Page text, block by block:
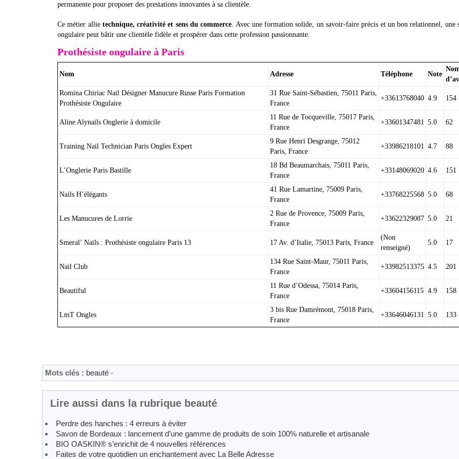
permanente pour proposer des prestations innovantes à sa clientèle.
Ce métier allie technique, créativité et sens du commerce. Avec une formation solide, un savoir-faire précis et un bon relationnel, une
ongulaire peut bâtir une clientèle fidèle et prospérer dans cette profession passionnante.
Prothésiste ongulaire à Paris
Nom Adresse Téléphone Note
Romina Chiriac Nail Désigner Manucure Russe Paris Formation
Prothésiste Ongulaire
31 Rue Saint-Sébastien, 75011 Paris,
France
+33613768040 4.9 154
Aline Alynails Onglerie à domicile
11 Rue de Tocqueville, 75017 Paris,
France
+33601347481 5.0 62
Training Nail Technician Paris Ongles Expert
9 Rue Henri Desgrange, 75012
Paris, France
+33986218101 4.7 88
L’Onglerie Paris Bastille
18 Bd Beaumarchais, 75011 Paris,
France
+33148069020 4.6 151
Nails H’élégants
41 Rue Lamartine, 75009 Paris,
France
+33768225568 5.0 68
Les Manucures de Lorrie
2 Rue de Provence, 75009 Paris,
France
+33622329087 5.0 21
Smeral’ Nails : Prothésiste ongulaire Paris 13 17 Av. d’Italie, 75013 Paris, France
(Non
renseigné)
5.0 17
Nail Club
134 Rue Saint-Maur, 75011 Paris,
France
+33982513375 4.5 201
Beautiful
11 Rue d’Odessa, 75014 Paris,
France
+33604156115 4.9 158
LmT Ongles
3 bis Rue Damrémont, 75018 Paris,
France
+33646046131 5.0 133
Mots clés : beauté -
Lire aussi dans la rubrique beauté
Perdre des hanches : 4 erreurs à éviter
Savon de Bordeaux : lancement d’une gamme de produits de soin 100% naturelle et artisanale
BIO OASKIN® s’enrichit de 4 nouvelles références
Faites de votre quotidien un enchantement avec La Belle Adresse